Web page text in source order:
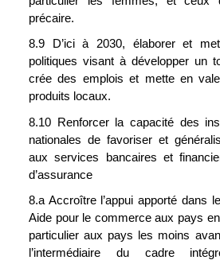
précaire.
8.9 D’ici à 2030, élaborer et
politiques visant à développer un
crée des emplois et mette en
produits locaux.
8.10 Renforcer la capacité des
nationales de favoriser et
aux services bancaires et
d’assurance
8.a Accroître l’appui apporté dans
Aide pour le commerce aux pays
particulier aux pays les moins
l’intermédiaire du cadre